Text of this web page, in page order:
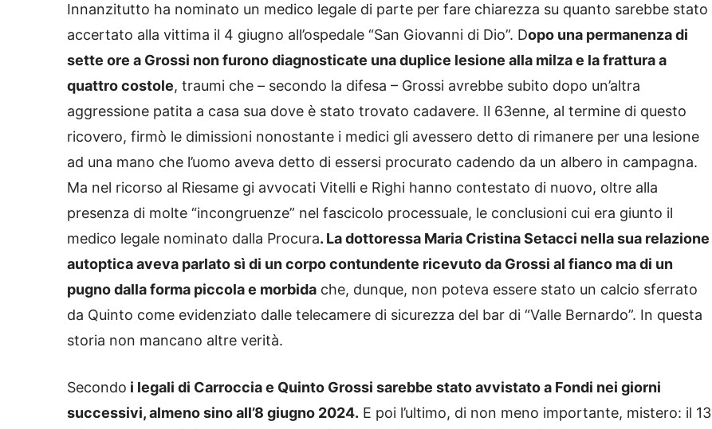
Innanzitutto ha nominato un medico legale di parte per fare chiarezza su quanto sarebbe stato
accertato alla vittima il 4 giugno all’ospedale “San Giovanni di Dio”. Dopo una permanenza di
sette ore a Grossi non furono diagnosticate una duplice lesione alla milza e la frattura a
quattro costole, traumi che – secondo la difesa – Grossi avrebbe subito dopo un’altra
aggressione patita a casa sua dove è stato trovato cadavere. Il 63enne, al termine di questo
ricovero, firmò le dimissioni nonostante i medici gli avessero detto di rimanere per una lesione
ad una mano che l’uomo aveva detto di essersi procurato cadendo da un albero in campagna.
Ma nel ricorso al Riesame gi avvocati Vitelli e Righi hanno contestato di nuovo, oltre alla
presenza di molte “incongruenze” nel fascicolo processuale, le conclusioni cui era giunto il
medico legale nominato dalla Procura. La dottoressa Maria Cristina Setacci nella sua relazione
autoptica aveva parlato sì di un corpo contundente ricevuto da Grossi al fianco ma di un
pugno dalla forma piccola e morbida che, dunque, non poteva essere stato un calcio sferrato
da Quinto come evidenziato dalle telecamere di sicurezza del bar di “Valle Bernardo”. In questa
storia non mancano altre verità.
Secondo i legali di Carroccia e Quinto Grossi sarebbe stato avvistato a Fondi nei giorni
successivi, almeno sino all’8 giugno 2024. E poi l’ultimo, di non meno importante, mistero: il 13